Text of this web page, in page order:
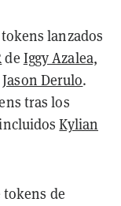
lanzados
de Iggy Azalea,
Jason Derulo.
tras los
incluidosKylian
tokens de